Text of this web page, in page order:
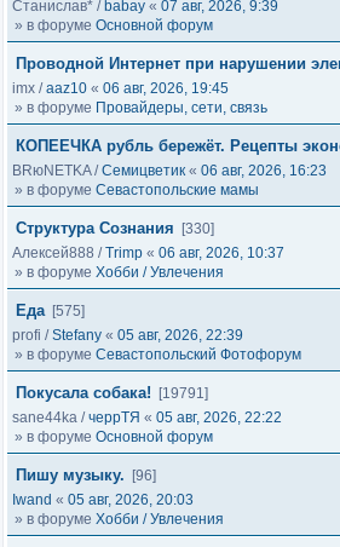
Станислав* / babay « 07 авг, 2026, 9:39
» в форуме Основной форум
Проводной Интернет при нарушении
imx /aaz10 « 06 авг, 2026, 19:45
» в форуме Провайдеры, сети, связь
КОПЕЕЧКА рубль бережёт. Рецепты
BRюNETKA/Семицветик « 06 авг, 2026, 16:23
» в форуме Севастопольские мамы
Структура Сознания
[330]
Алексей888 /Trimp « 06 авг, 2026, 10:37
» в форуме Хобби / Увлечения
Еда [575]
profi /Stefany « 05 авг, 2026, 22:39
» в форуме Севастопольский Фотофорум
Покусала собака!
[19791]
sane44ka /черрТЯ « 05 авг, 2026, 22:22
» в форуме Основной форум
Пишу музыку.
[96]
Iwand « 05 авг, 2026, 20:03
» в форуме Хобби / Увлечения